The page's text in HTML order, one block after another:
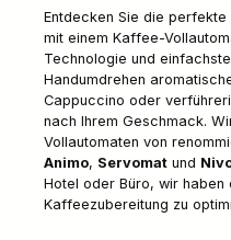
Entdecken Sie die
mit einem Kaffee-
Technologie und
Handumdrehen
Cappuccino oder
nach Ihrem Geschmack.
Vollautomaten von
Animo, Servomat und
Hotel oder Büro, wir haben
Kaffeezubereitung zu